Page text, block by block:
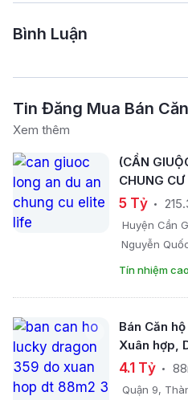
Bình Luận
Tin Đăng Mua Bán
Xem thêm
(CẦN
CHUNG CƯ
5 Tỷ
Huyện Cần
Nguyễn
Tín nhiệm
Bán Căn
Xuân hợp,
Phòng
Nam - ban
4.1 Tỷ
Quận 9,